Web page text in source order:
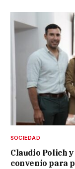
SOCIEDAD
Claudio Polich
convenio para